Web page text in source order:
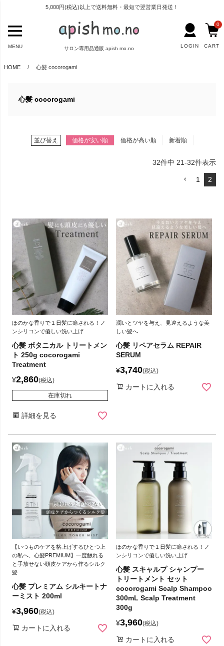
5,000円(税込)以上で送料無料・最短で翌営業日発送！
サロン専用品通販 apish mo.no
MENU LOGIN CART
0
HOME 心髪 cocorogami
心髪 cocorogami
並び替え 価格が安い順 価格が高い順 新着順
32件中 21-32件表示
1 2
ほのかな香りで１日髪に癒される！ノ
ンシリコンで優しい洗い上げ
心髪 ボタニカル トリートメン
ト 250g cocorogami
Treatment
¥2,860 税込
在庫切れ
詳細を見る
潤いとツヤを与え、見違えるような美
しい髪へ
心髪 リペアセラム REPAIR
SERUM
¥3,740 税込
カートに入れる
【いつものケアを格上げするひとつ上
の私へ、心髪PREMIUM】一度触れる
と手放せない頭皮ケアから作るシルク
髪
心髪 プレミアム シルキートナ
ーミスト 200ml
¥3,960 税込
カートに入れる
ほのかな香りで１日髪に癒される！ノ
ンシリコンで優しい洗い上げ
心髪 スキャルプ シャンプー
トリートメント セット
cocorogami Scalp Shampoo
300mL Scalp Treatment
300g
¥3,960 税込
カートに入れる